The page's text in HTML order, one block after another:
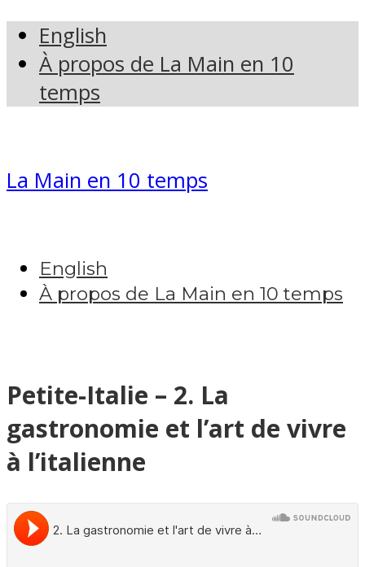
English
À propos de La Main en 10
temps
La Main en 10 temps
English
À propos de La Main en 10 temps
Petite-Italie – 2. La
gastronomie et l’art de vivre
à l’italienne